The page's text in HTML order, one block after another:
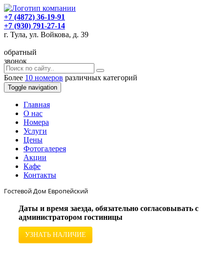
+7 (4872) 36-19-91
+7 (930) 791-27-14
г. Тула, ул. Войкова, д. 39
обратный
звонок
Более 10 номеров различных категорий
Toggle navigation
Главная
O нас
Номера
Услуги
Цены
Фотогалерея
Акции
Кафе
Контакты
Гостевой Дом Европейский
Даты и время заезда, обязательно согласовывать с
администратором гостиницы
УЗНАТЬ НАЛИЧИЕ